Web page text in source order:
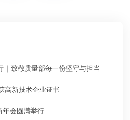
｜致敬质量部每一份坚守与担当
高新技术企业证书
年会圆满举行